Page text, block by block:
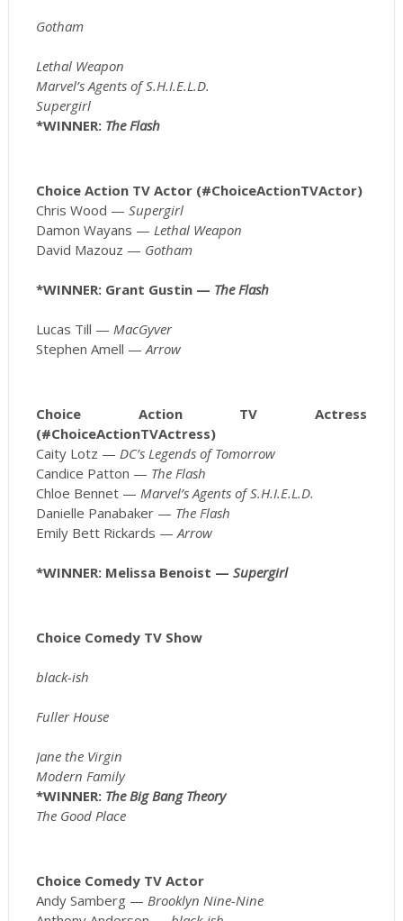
Gotham
Lethal Weapon
Marvel’s Agents of S.H.I.E.L.D.
Supergirl
*WINNER:The Flash
Choice Action TV Actor (#ChoiceActionTVActor)
Chris Wood — Supergirl
Damon Wayans — Lethal Weapon
David Mazouz — Gotham
*WINNER: Grant Gustin — The Flash
Lucas Till — MacGyver
Stephen Amell —Arrow
Choice Action TV Actress
(#ChoiceActionTVActress)
Caity Lotz — DC’s Legends of Tomorrow
Candice Patton — The Flash
Chloe Bennet — Marvel’s Agents of S.H.I.E.L.D.
Danielle Panabaker — The Flash
Emily Bett Rickards —Arrow
*WINNER: Melissa Benoist — Supergirl
Choice Comedy TV Show
black-ish
Fuller House
Jane the Virgin
Modern Family
*WINNER:The Big Bang Theory
The Good Place
Choice Comedy TV Actor
Andy Samberg — Brooklyn Nine-Nine